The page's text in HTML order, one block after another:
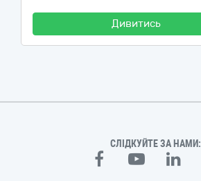
Дивитись
СЛІДКУЙТЕ ЗА НАМИ: